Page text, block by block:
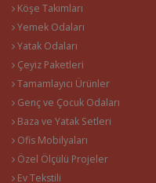
Köşe Takımları
Yemek Odaları
Yatak Odaları
Çeyiz Paketleri
Tamamlayıcı Ürünler
Genç ve Çocuk Odaları
Baza ve Yatak Setleri
Ofis Mobilyaları
Özel Ölçülü Projeler
Ev Tekstili